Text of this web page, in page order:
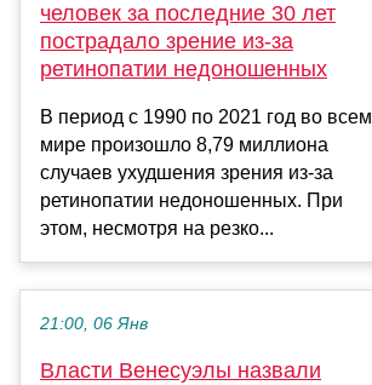
человек за последние 30 лет
пострадало зрение из-за
ретинопатии недоношенных
В период с 1990 по 2021 год во всем
мире произошло 8,79 миллиона
случаев ухудшения зрения из-за
ретинопатии недоношенных. При
этом, несмотря на резко...
21:00, 06 Янв
Власти Венесуэлы назвали